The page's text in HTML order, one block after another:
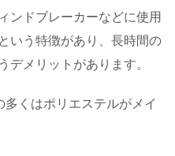
ンドブレーカーなどに使用
いう特徴があり、長時間の
デメリットがあります。
くはポリエステルがメイ